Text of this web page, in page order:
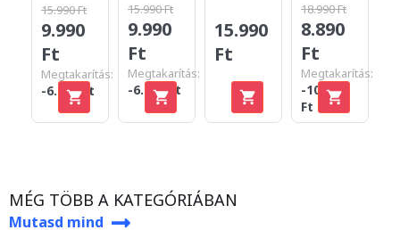
15.990 Ft
9.990
Ft
Megtakarítás:
-6.000 Ft
15.990 Ft
9.990
Ft
Megtakarítás:
-6.000 Ft
15.990
Ft
18.990 Ft
8.890
Ft
Megtakarítás:
-10.100
Ft
MÉG TÖBB A KATEGÓRIÁBAN
Mutasd mind